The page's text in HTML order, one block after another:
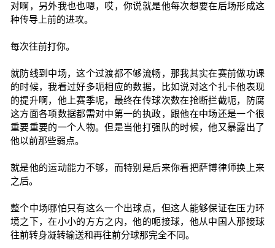
对啊，另外我也也嗯，哎，你说就是他每次想要在后场形成这
种传导上前的进攻。
每次往前打你。
就防线到中场，这个过渡都不够流畅，那我其实在赛前做功课
的时候，我看过好多呃相应的数据，比如说对这个扎卡他表现
的提升啊，他上赛季呢，最终在传球次数在抢断拦截呃，防腐
这方面各项数据都需对中第一的执政，跟他在中场还是一个很
重要重要的一个人物。但是当他打强队的时候，他又暴露出了
他以前那些弱点。
就是他的运动能力不够，而特别是后来你看把萨博律师换上来
之后。
整个中场哪怕只有这么一个出球点，但这人能够保证在压力环
境之下，在小小的方方之内，他的呃接球，他从中国人那接球
往前转身凝转输送和再往前分球那完全不同。